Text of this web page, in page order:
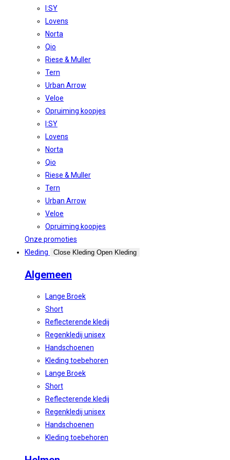
I:SY
Lovens
Norta
Qio
Riese & Muller
Tern
Urban Arrow
Veloe
Opruiming koopjes
I:SY
Lovens
Norta
Qio
Riese & Muller
Tern
Urban Arrow
Veloe
Opruiming koopjes
Onze promoties
Kleding
Close Kleding Open Kleding
Algemeen
Lange Broek
Short
Reflecterende kledij
Regenkledij unisex
Handschoenen
Kleding toebehoren
Lange Broek
Short
Reflecterende kledij
Regenkledij unisex
Handschoenen
Kleding toebehoren